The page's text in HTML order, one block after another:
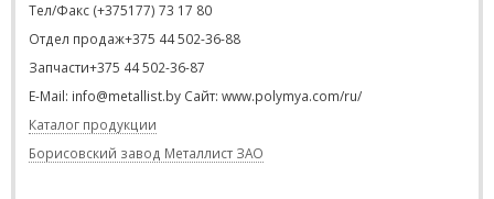
Тел/Факс (+375177) 73 17 80
Отдел продаж+375 44 502-36-88
Запчасти+375 44 502-36-87
E-Mail: info@metallist.by Сайт: www.polymya.com/ru/
Каталог продукции
Борисовский завод Металлист ЗАО